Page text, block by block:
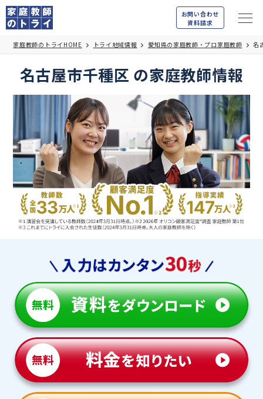
お問い合わせ
資料請求
家庭教師のトライHOME トライ地域情報 愛知県の家庭教師・プロ家庭教師 名
名古屋市千種区 の家庭教師情報